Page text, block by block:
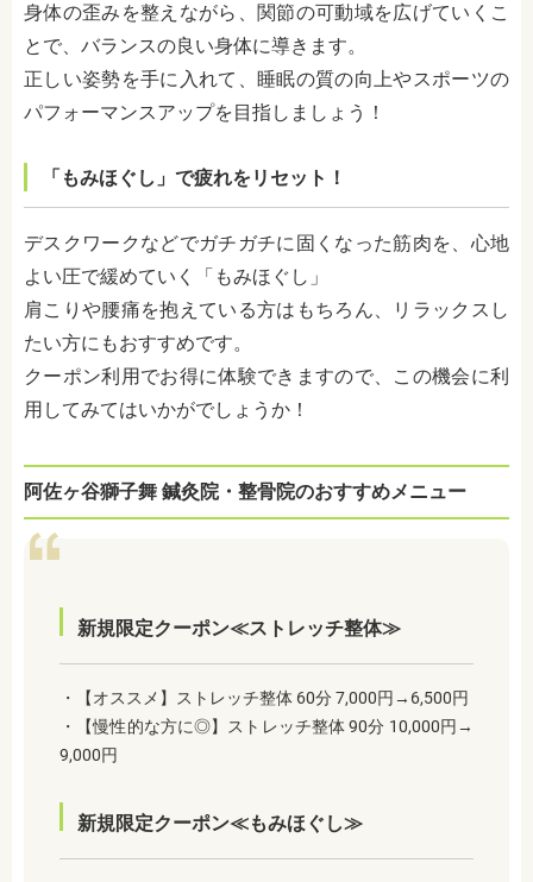
身体の歪みを整えながら、関節の可動域を広げていくこ
とで、バランスの良い身体に導きます。
正しい姿勢を手に入れて、睡眠の質の向上やスポーツの
パフォーマンスアップを目指しましょう！
「もみほぐし」で疲れをリセット！
デスクワークなどでガチガチに固くなった筋肉を、心地
よい圧で緩めていく「もみほぐし」
肩こりや腰痛を抱えている方はもちろん、リラックスし
たい方にもおすすめです。
クーポン利用でお得に体験できますので、この機会に利
用してみてはいかがでしょうか！
阿佐ヶ谷獅子舞 鍼灸院・整骨院のおすすめメニュー
新規限定クーポン≪ストレッチ整体≫
・【オススメ】ストレッチ整体 60分 7,000円→6,500円
・【慢性的な方に◎】ストレッチ整体 90分 10,000円→
9,000円
新規限定クーポン≪もみほぐし≫